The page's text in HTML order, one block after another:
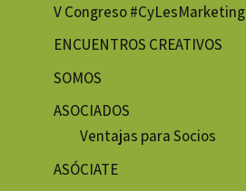
V Congreso #CyLesMarketing
ENCUENTROS CREATIVOS
SOMOS
ASOCIADOS
Ventajas para Socios
ASÓCIATE